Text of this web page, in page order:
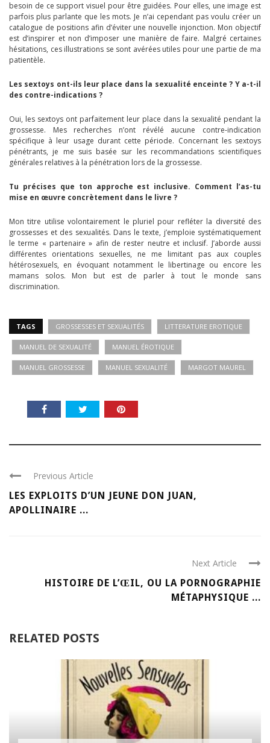
besoin de ce support visuel pour être guidées. Pour elles, une image est
parfois plus parlante que les mots. Je n’ai cependant pas voulu créer un
catalogue de positions afin d’éviter une nouvelle injonction. Mon objectif
est d’inspirer et non d’imposer une manière de faire. Malgré certaines
hésitations, ces illustrations se sont avérées utiles pour une partie de ma
patientèle.
Les sextoys ont-ils leur place dans la sexualité enceinte ? Y a-t-il
des contre-indications ?
Oui, les sextoys ont parfaitement leur place dans la sexualité pendant la
grossesse. Mes recherches n’ont révélé aucune contre-indication
spécifique à leur usage durant cette période. Concernant les sextoys
pénétrants, je me suis basée sur les recommandations scientifiques
générales relatives à la pénétration lors de la grossesse.
Tu précises que ton approche est inclusive. Comment l’as-tu
mise en œuvre concrètement dans le livre ?
Mon titre utilise volontairement le pluriel pour refléter la diversité des
grossesses et des sexualités. Dans le texte, j’emploie systématiquement
le terme « partenaire » afin de rester neutre et inclusif. J’aborde aussi
différentes orientations sexuelles, ne me limitant pas aux couples
hétérosexuels, en évoquant notamment le libertinage ou encore les
mamans solos. Mon but est de parler à tout le monde sans
discrimination.
TAGS GROSSESSES ET SEXUALITÉS LITTERATURE EROTIQUE
MANUEL DE SEXUALITÉ MANUEL ÉROTIQUE
MANUEL GROSSESSE MANUEL SEXUALITÉ MARGOT MAUREL
Previous Article
LES EXPLOITS D’UN JEUNE DON JUAN,
APOLLINAIRE ...
Next Article
HISTOIRE DE L’ŒIL, OU LA PORNOGRAPHIE
MÉTAPHYSIQUE ...
RELATED POSTS